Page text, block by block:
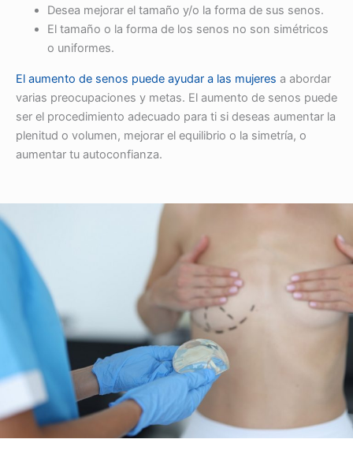
Desea mejorar el tamaño y/o la forma de sus senos.
El tamaño o la forma de los senos no son simétricos
o uniformes.
El aumento de senos puede ayudar a las mujeres a abordar
varias preocupaciones y metas. El aumento de senos puede
ser el procedimiento adecuado para ti si deseas aumentar la
plenitud o volumen, mejorar el equilibrio o la simetría, o
aumentar tu autoconfianza.